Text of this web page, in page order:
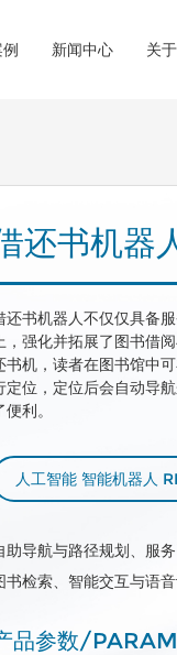
新闻中心 关
RFID解决方案
工作站--双屏
操作系统&
还书机器
还书机器人不仅仅具备
，强化并拓展了图书借
书机，读者在图书馆中
定位，定位后会自动导
便利。
人工智能 智能机器人
助导航与路径规划、服
书检索、智能交互与语
品参数/